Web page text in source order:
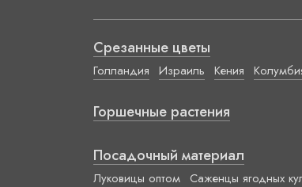
Срезанные цветы
Голландия Израиль Кения
Горшечные растения
Посадочный материал
Луковицы оптом Саженцы ягодных